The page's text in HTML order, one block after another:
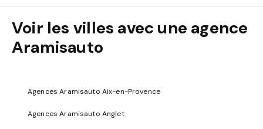
Voir les villes avec une agence
Aramisauto
Agences Aramisauto Aix-en-Provence
Agences Aramisauto Anglet